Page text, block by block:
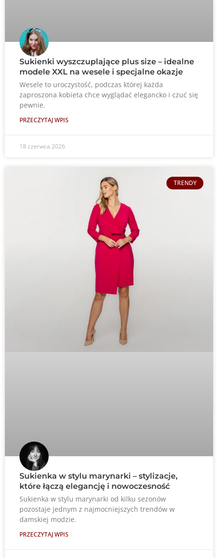
Sukienki wyszczuplające plus size – idealne
modele XXL na wesele i specjalne okazje
Wesele to uroczystość, podczas której każda
zaproszona kobieta chce wyglądać elegancko i czuć się
pewnie.
PRZECZYTAJ WPIS
18 czerwca 2026
TRENDY
Sukienka w stylu marynarki – stylizacje,
które łączą elegancję i nowoczesność
Sukienka w stylu marynarki od kilku sezonów
pozostaje jednym z najmocniejszych trendów w
damskiej modzie.
PRZECZYTAJ WPIS